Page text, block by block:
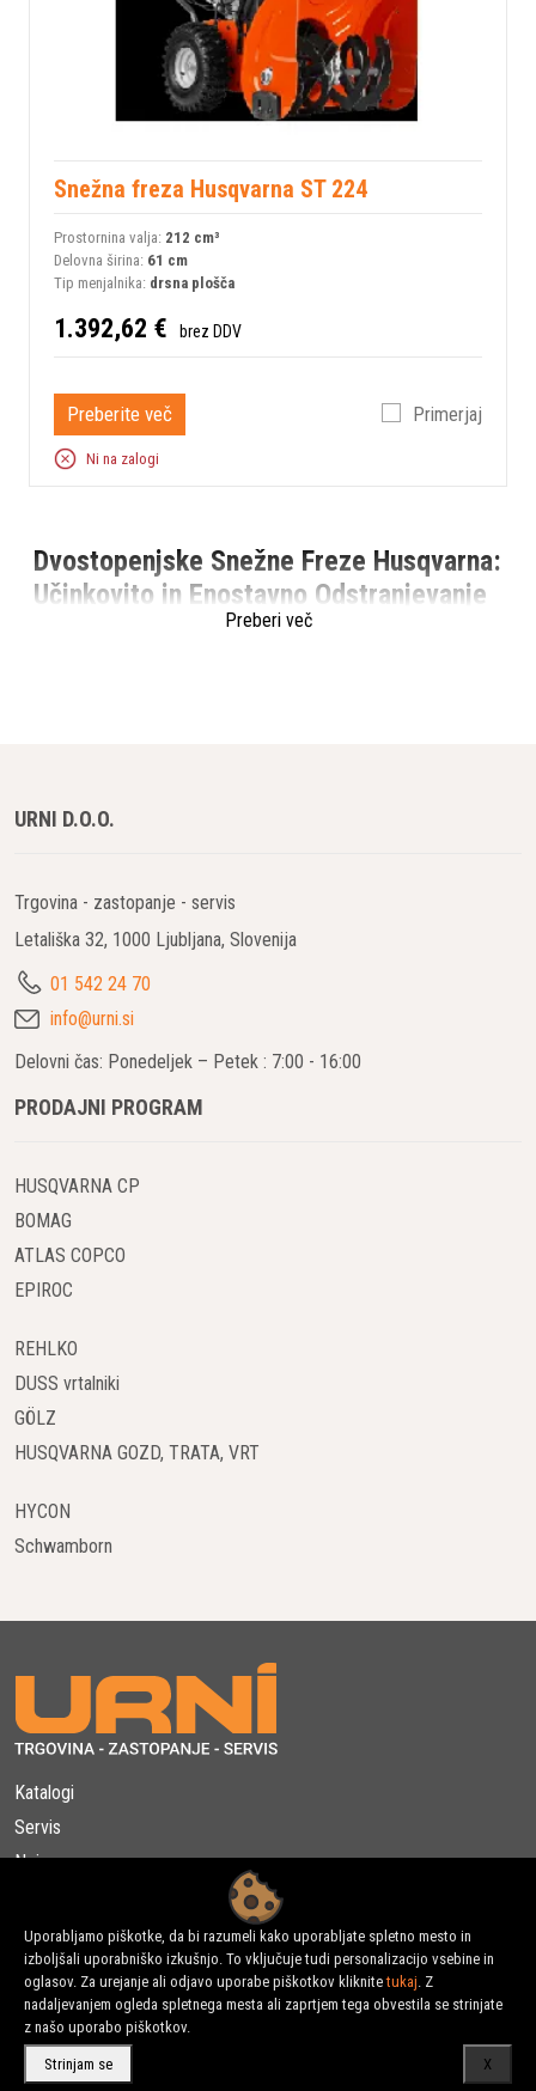
Snežna freza Husqvarna ST 224
Prostornina valja: 212 cm³
Delovna širina: 61 cm
Tip menjalnika: drsna plošča
1.392,62 € brez DDV
Preberite več Primerjaj
Ni na zalogi
Dvostopenjske Snežne Freze Husqvarna:
Učinkovito in Enostavno Odstranjevanje
Učinkovito obvladovanje različnih vrst snega,
vključno s trdim snegom.
Zmleta sneg se enakomerno odvaja skozi rotor.
Električni Zagon:
Funkcija električnega zagona omogoča zagon
obremenitev baterij.
oprijem tudi na spolzkih in zaledenelih tleh.
Ogrevana Ročaja:
Dodaten ukrep za povečanje udobja uporabnika.
Enostavno Upravljanje v Vseh Razmerah
Ne glede na vremenske razmere so dvostopenjske snežne
freze Husqvarna zasnovane za preprosto upravljanje. S
pametnim zagonom, ogrevanimi ročaji in prilagodljivo hitrostjo
vožnje vam nudijo zanesljivo in udobno orodje za
odstranjevanje snega. Enostavno se spoprijemajte s težkimi
Preberi več
Uporabljamo piškotke, da bi razumeli kako uporabljate spletno mesto in
izboljšali uporabniško izkušnjo. To vključuje tudi personalizacijo vsebine in
oglasov. Za urejanje ali odjavo uporabe piškotkov kliknitetukaj. Z
nadaljevanjem ogleda spletnega mesta ali zaprtjem tega obvestila se strinjate
z našo uporabo piškotkov.
Strinjam se X
URNI D.O.O.
Trgovina - zastopanje - servis
Letališka 32, 1000 Ljubljana, Slovenija
01 542 24 70
info@urni.si
Delovni čas: Ponedeljek – Petek : 7:00 - 16:00
PRODAJNI PROGRAM
HUSQVARNA CP
BOMAG
ATLAS COPCO
EPIROC
REHLKO
DUSS vrtalniki
GÖLZ
HUSQVARNA GOZD, TRATA, VRT
HYCON
Schwamborn
Katalogi
Servis
Najem
Splošni pogoji
B2B partnerji
Naložbo izdelave spletne strani, spletne trgovine in rezervacijske